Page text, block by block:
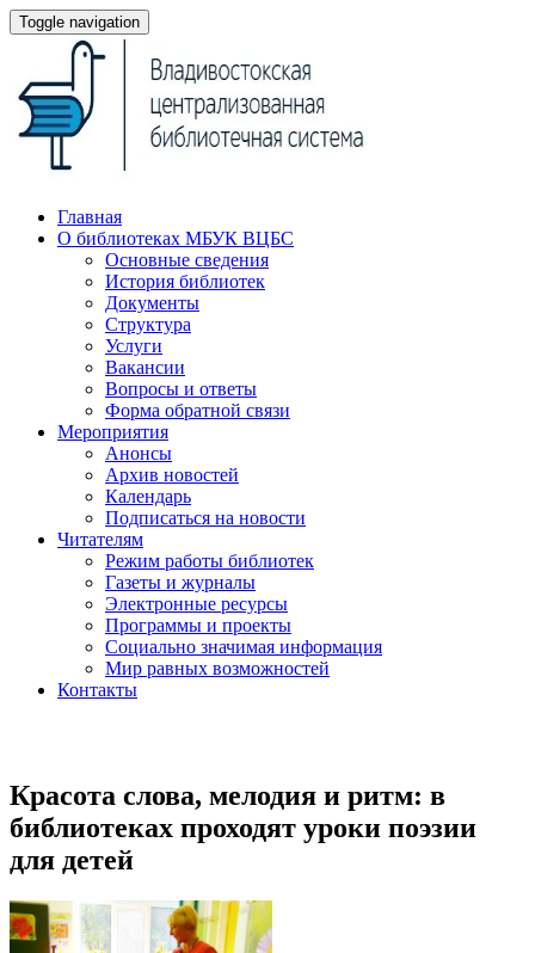
Toggle navigation
Главная
О библиотеках МБУК ВЦБС
Основные сведения
История библиотек
Документы
Структура
Услуги
Вакансии
Вопросы и ответы
Форма обратной связи
Мероприятия
Анонсы
Архив новостей
Календарь
Подписаться на новости
Читателям
Режим работы библиотек
Газеты и журналы
Электронные ресурсы
Программы и проекты
Социально значимая информация
Мир равных возможностей
Контакты
Красота слова, мелодия и ритм: в
библиотеках проходят уроки поэзии
для детей